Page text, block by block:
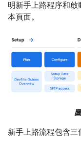
明新手上路程序和
本頁面。
新手上路流程包含三